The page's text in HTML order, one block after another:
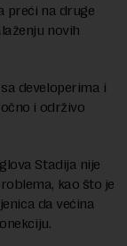
preći na druge
novih
developerima i
i održivo
Stadija nije
kao što je
da većina